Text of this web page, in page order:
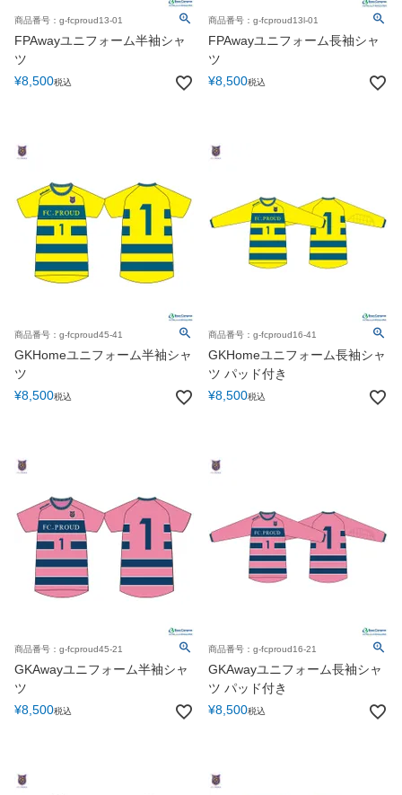
商品番号：g-fcproud13-01
FPAwayユニフォーム半袖シャ
ツ
¥8,500税込
商品番号：g-fcproud13l-01
FPAwayユニフォーム長袖シャ
ツ
¥8,500税込
商品番号：g-fcproud45-41
GKHomeユニフォーム半袖シャ
ツ
¥8,500税込
商品番号：g-fcproud16-41
GKHomeユニフォーム長袖シャ
ツ パッド付き
¥8,500税込
商品番号：g-fcproud45-21
GKAwayユニフォーム半袖シャ
ツ
¥8,500税込
商品番号：g-fcproud16-21
GKAwayユニフォーム長袖シャ
ツ パッド付き
¥8,500税込